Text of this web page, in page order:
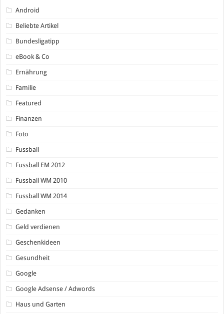
Android
Beliebte Artikel
Bundesligatipp
eBook & Co
Ernährung
Familie
Featured
Finanzen
Foto
Fussball
Fussball EM 2012
Fussball WM 2010
Fussball WM 2014
Gedanken
Geld verdienen
Geschenkideen
Gesundheit
Google
Google Adsense / Adwords
Haus und Garten